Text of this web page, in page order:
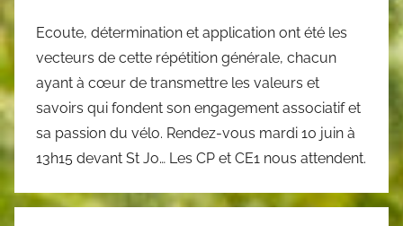
Ecoute, détermination et application ont été les
vecteurs de cette répétition générale, chacun
ayant à cœur de transmettre les valeurs et
savoirs qui fondent son engagement associatif et
sa passion du vélo. Rendez-vous mardi 10 juin à
13h15 devant St Jo… Les CP et CE1 nous attendent.